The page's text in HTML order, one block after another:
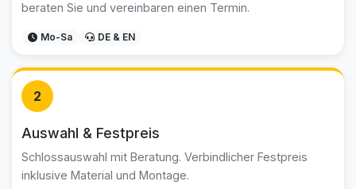
beraten Sie und vereinbaren einen Termin.
Mo-Sa DE & EN
2
Auswahl & Festpreis
Schlossauswahl mit Beratung. Verbindlicher Festpreis
inklusive Material und Montage.